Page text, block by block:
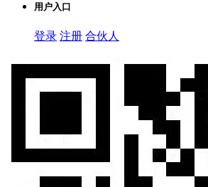
用户入口
登录 注册 合伙人